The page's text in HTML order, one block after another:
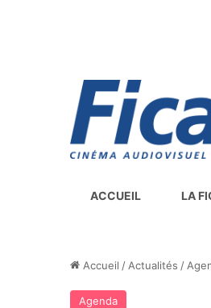
ACCUEIL LA
Accueil / Actualités /
Agenda